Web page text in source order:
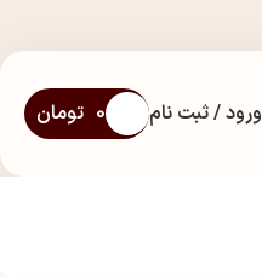
ورود / ثبت نام 0 تومان